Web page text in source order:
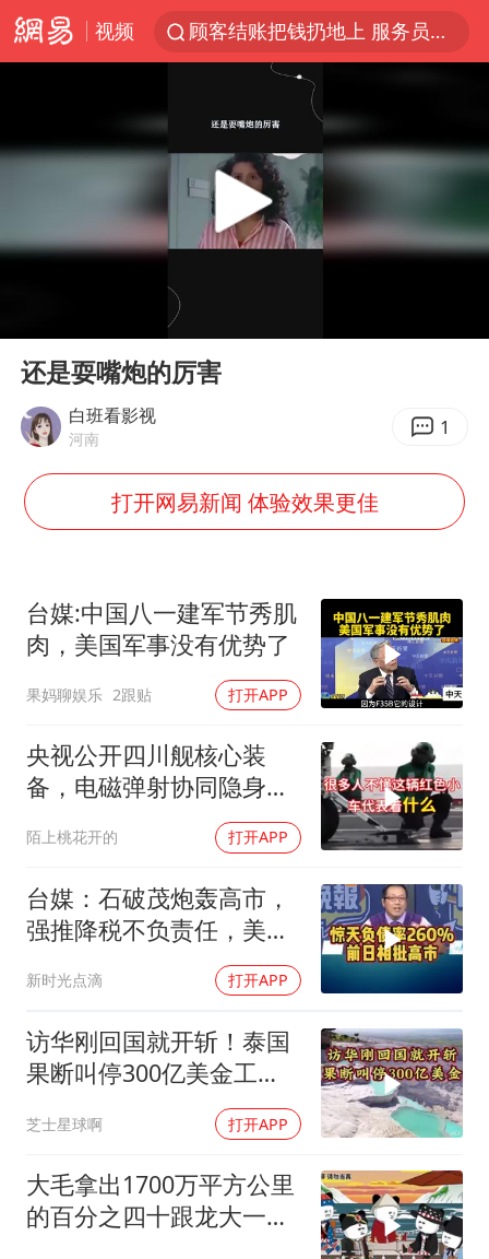
视频
顾客结账把钱扔地上 服务员霸气扔回
38岁山东财大教授刘海明逝世
陕西柞水遭遇暴雨五千余户群众转移
台风白海豚或在华东沿海登陆
FIFA官方支持因凡蒂诺
41岁女子为鼓励女儿考上985研究生
日本籍女网红在韩直播时自杀身亡
恩比德变瘦引热议
总书记关心百姓身边这些民生大事
Play
还是耍嘴炮的厉害
白班看影视
河南 1
打开网易新闻 体验效果更佳
台媒:中国八一建军节秀肌
肉，美国军事没有优势了
果妈聊娱乐 2跟贴 打开APP
央视公开四川舰核心装
备，电磁弹射协同隐身无
人机，位居世界前列
陌上桃花开的 打开APP
台媒：石破茂炮轰高市，
强推降税不负责任，美日
新时光点滴 打开APP
访华刚回国就开斩！泰国
果断叫停300亿美金工
芝士星球啊 打开APP
大毛拿出1700万平方公里
的百分之四十跟龙大一起